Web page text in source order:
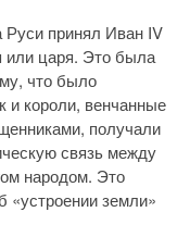
Руси принял Иван IV
или царя. Это была
что было
и короли, венчанные
получали
связь между
народом. Это
«устроении земли»